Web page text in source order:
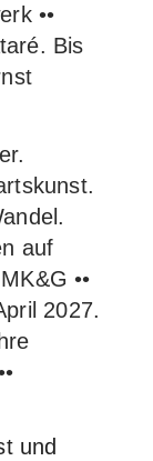
••
Bis
auf
••
2027.
und